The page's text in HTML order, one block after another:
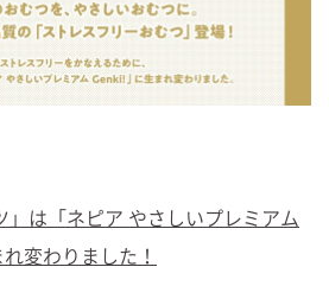
」は「ネピア やさしいプレミアム
変わりました！